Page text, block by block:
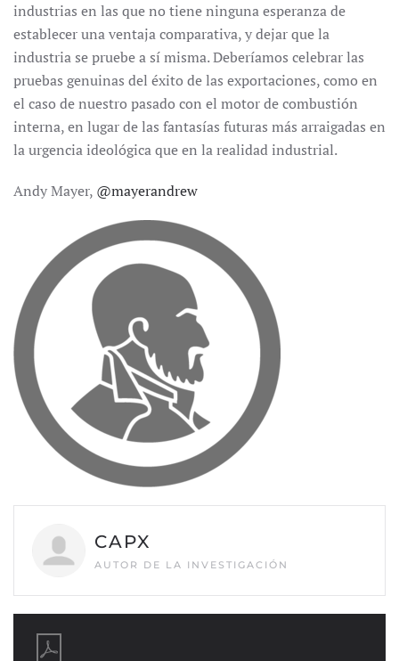
industrias en las que no tiene ninguna esperanza de
establecer una ventaja comparativa, y dejar que la
industria se pruebe a sí misma. Deberíamos celebrar las
pruebas genuinas del éxito de las exportaciones, como en
el caso de nuestro pasado con el motor de combustión
interna, en lugar de las fantasías futuras más arraigadas en
la urgencia ideológica que en la realidad industrial.
Andy Mayer, @mayerandrew
CAPX
AUTOR DE LA INVESTIGACIÓN